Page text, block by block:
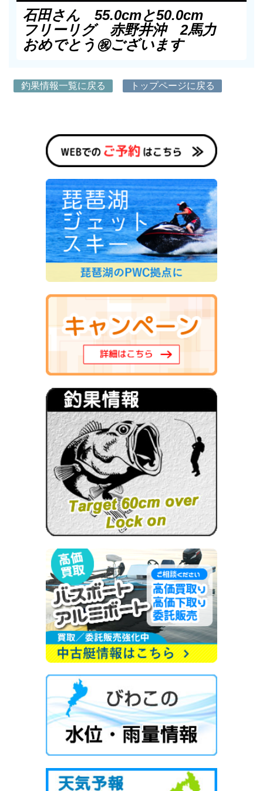
石田さん 55.0cmと50.0cm
フリーリグ 赤野井沖 2馬力
おめでとう㊗️ございます
釣果情報一覧に戻る トップページに戻る